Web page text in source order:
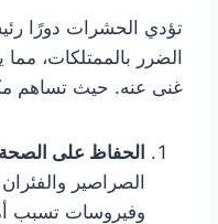
تؤدي الحشرات دورًا
الضرر بالممتلكات،
غنى عنه. حيث تساهم
الحفاظ على الصحة
الصراصير
وفيروسات تسبب